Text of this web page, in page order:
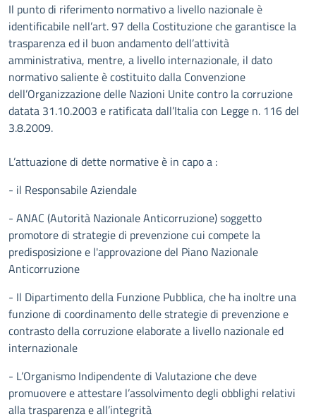
Il punto di riferimento normativo a livello nazionale è
identificabile nell’art. 97 della Costituzione che garantisce la
trasparenza ed il buon andamento dell’attività
amministrativa, mentre, a livello internazionale, il dato
normativo saliente è costituito dalla Convenzione
dell’Organizzazione delle Nazioni Unite contro la corruzione
datata 31.10.2003 e ratificata dall’Italia con Legge n. 116 del
3.8.2009.
L’attuazione di dette normative è in capo a :
- il Responsabile Aziendale
- ANAC (Autorità Nazionale Anticorruzione) soggetto
promotore di strategie di prevenzione cui compete la
predisposizione e l'approvazione del Piano Nazionale
Anticorruzione
- Il Dipartimento della Funzione Pubblica, che ha inoltre una
funzione di coordinamento delle strategie di prevenzione e
contrasto della corruzione elaborate a livello nazionale ed
internazionale
- L’Organismo Indipendente di Valutazione che deve
promuovere e attestare l’assolvimento degli obblighi relativi
alla trasparenza e all’integrità